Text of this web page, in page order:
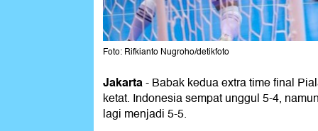
Foto: Rifkianto Nugroho/detikfoto
Jakarta-Babak kedua extra time final
ketat. Indonesia sempat unggul 5-4,
lagi menjadi 5-5.